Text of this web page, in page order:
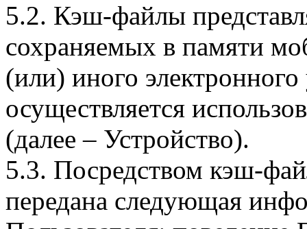
5.2. Кэш-файлы
сохраняемых в памяти
(или) иного электронного
осуществляется
(далее – Устройство).
5.3. Посредством кэш-
передана следующая